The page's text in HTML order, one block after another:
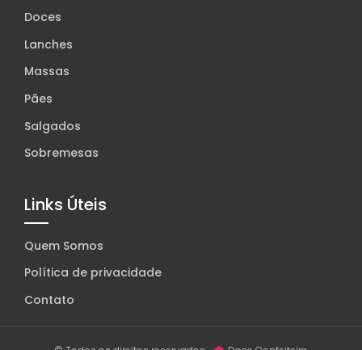
Doces
Lanches
Massas
Pães
Salgados
Sobremesas
Links Úteis
Quem Somos
Política de privacidade
Contato